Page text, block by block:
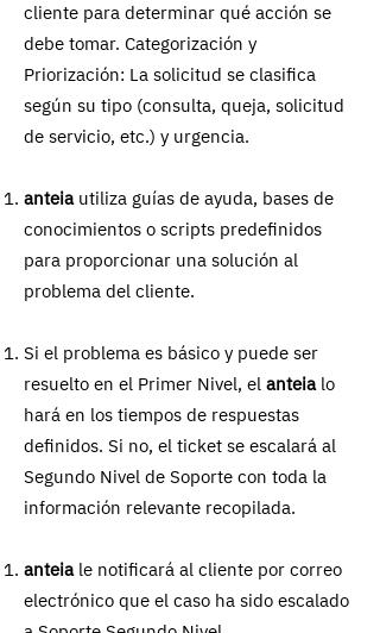
cliente para determinar qué acción se
debe tomar. Categorización y
Priorización: La solicitud se clasifica
según su tipo (consulta, queja, solicitud
de servicio, etc.) y urgencia.
anteiautiliza guías de ayuda, bases de
conocimientos o scripts predefinidos
para proporcionar una solución al
problema del cliente.
Si el problema es básico y puede ser
resuelto en el Primer Nivel, el anteialo
hará en los tiempos de respuestas
definidos. Si no, el ticket se escalará al
Segundo Nivel de Soporte con toda la
información relevante recopilada.
anteiale notificará al cliente por correo
electrónico que el caso ha sido escalado